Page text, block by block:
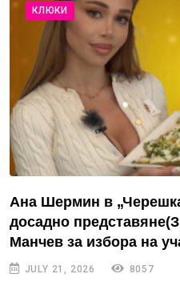
КЛЮКИ
Ана Шермин в
досадно
Манчев за избора на
JULY 21, 2026 8057